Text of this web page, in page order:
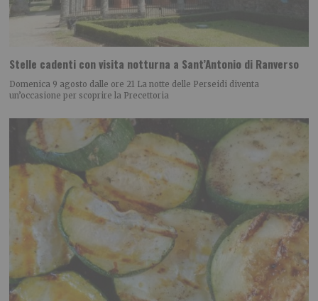
Stelle cadenti con visita notturna a Sant’Antonio di Ranverso
Domenica 9 agosto dalle ore 21 La notte delle Perseidi diventa
un’occasione per scoprire la Precettoria